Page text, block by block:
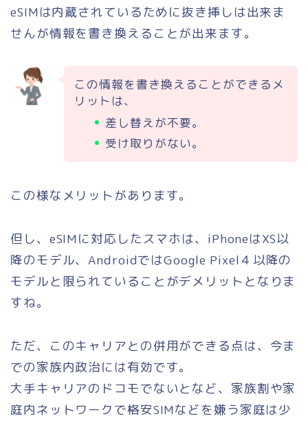
eSIMは内蔵されているために抜き挿しは出来ま
せんが情報を書き換えることが出来ます。
この情報を書き換えることができるメ
リットは、
差し替えが不要。
受け取りがない。
この様なメリットがあります。
但し、eSIMに対応したスマホは、iPhoneはXS以
降のモデル、AndroidではGoogle Pixel４以降の
モデルと限られていることがデメリットとなりま
すね。
ただ、このキャリアとの併用ができる点は、今ま
での家族内政治には有効です。
大手キャリアのドコモでないとなど、家族割や家
庭内ネットワークで格安SIMなどを嫌う家庭は少